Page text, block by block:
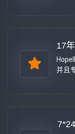
17
并且